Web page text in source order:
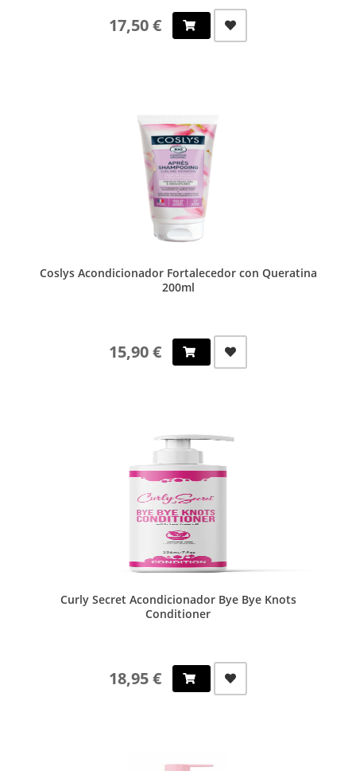
17,50 €
Coslys Acondicionador Fortalecedor con Queratina
200ml
15,90 €
Curly Secret Acondicionador Bye Bye Knots
Conditioner
18,95 €